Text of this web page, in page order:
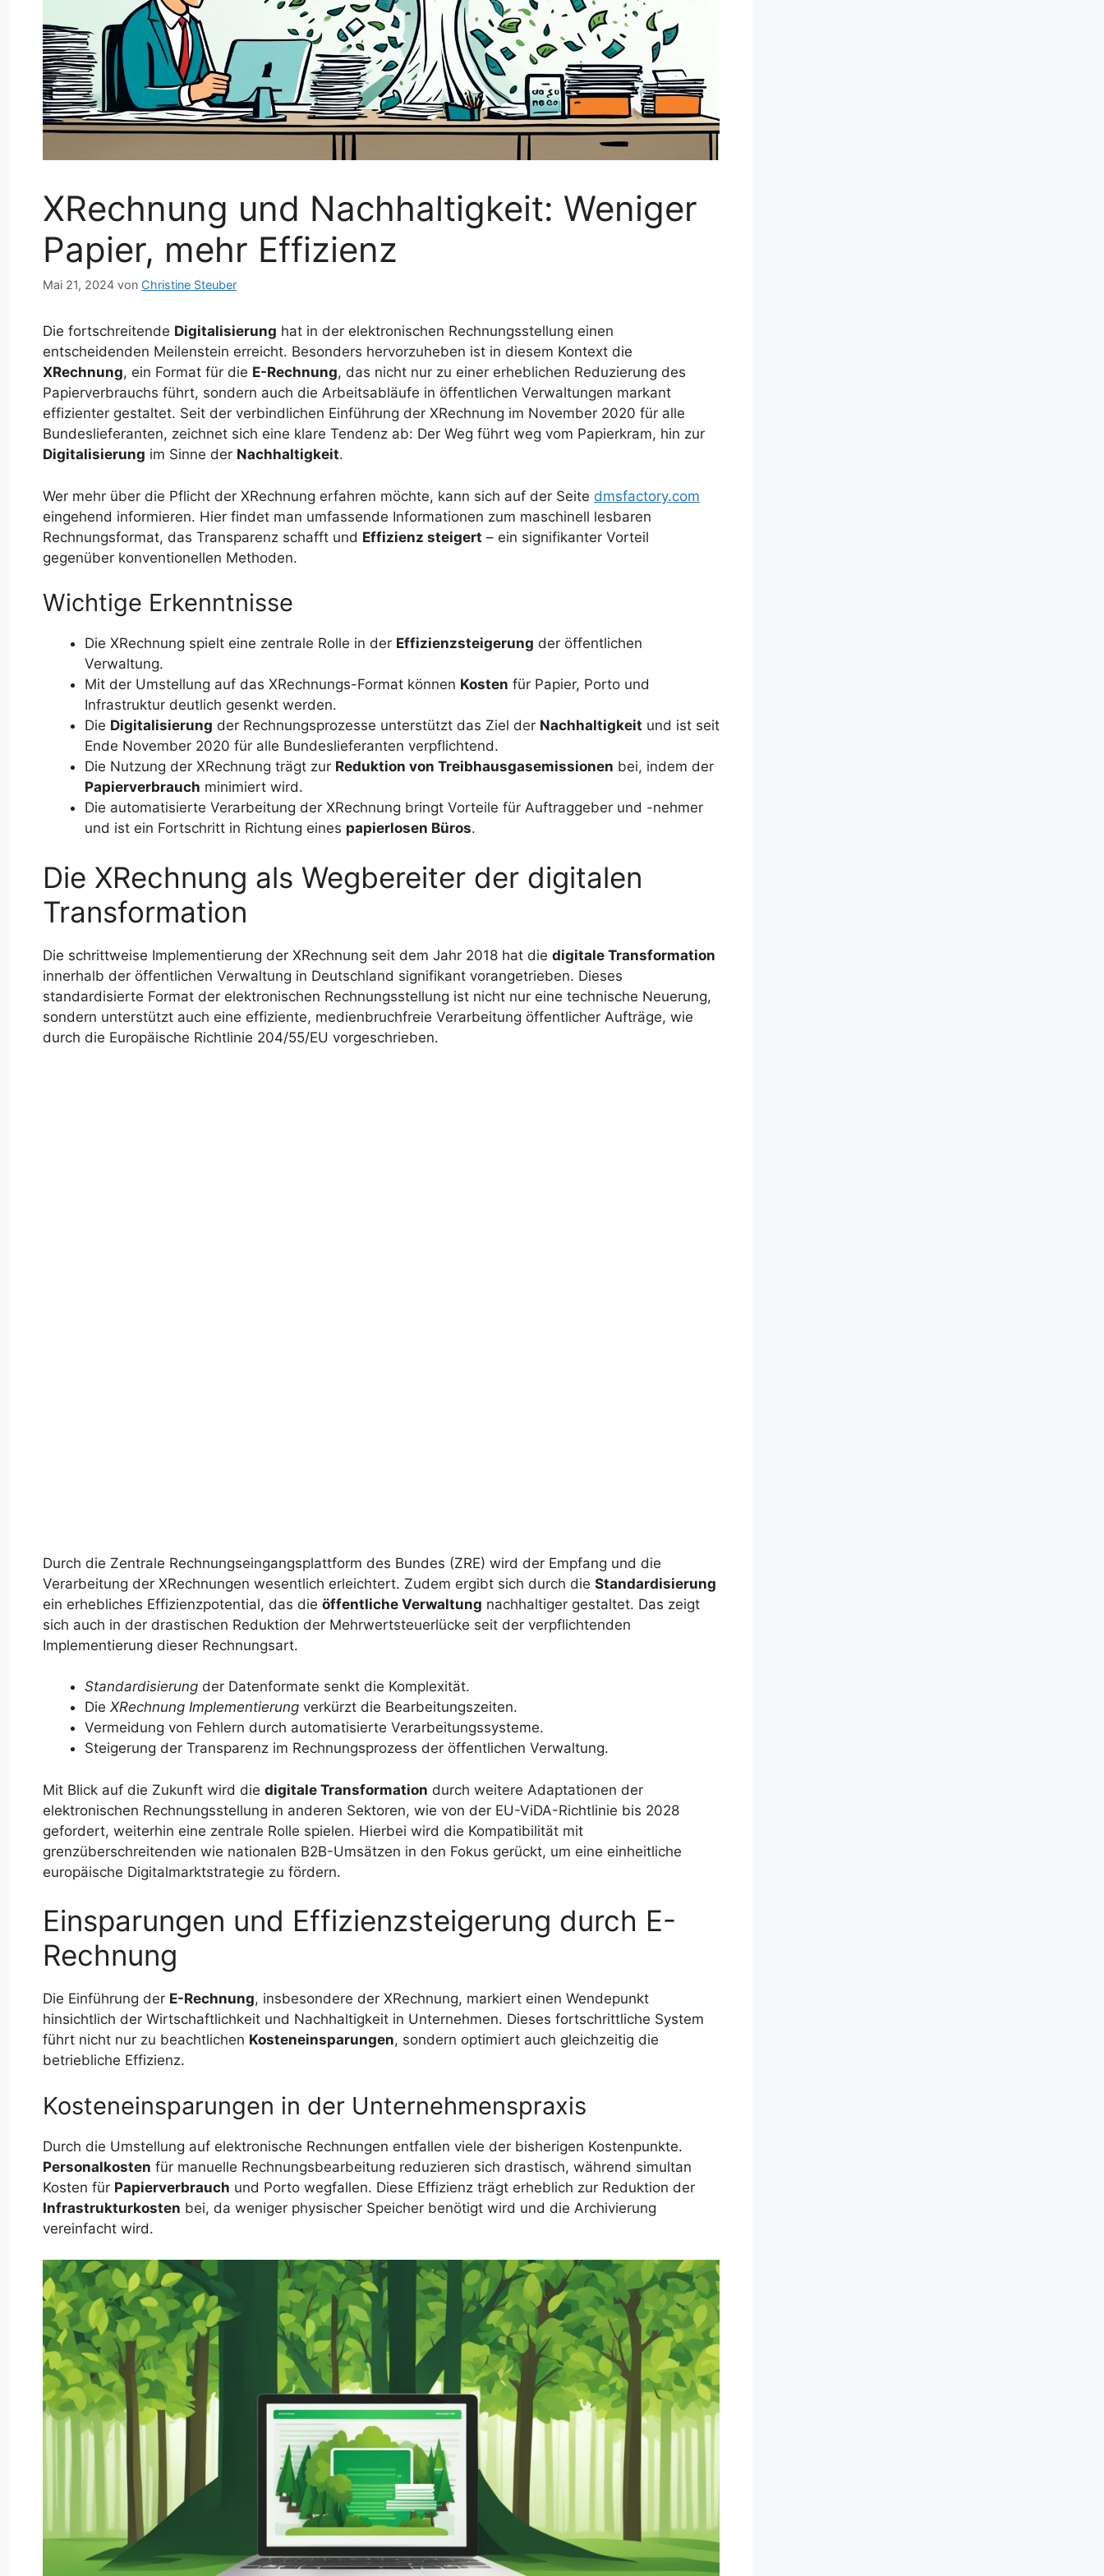
XRechnung und Nachhaltigkeit: Weniger
Papier, mehr Effizienz
Mai 21, 2024 von Christine Steuber
Die fortschreitende Digitalisierung hat in der elektronischen Rechnungsstellung einen
entscheidenden Meilenstein erreicht. Besonders hervorzuheben ist in diesem Kontext die
XRechnung, ein Format für die E-Rechnung, das nicht nur zu einer erheblichen Reduzierung des
Papierverbrauchs führt, sondern auch die Arbeitsabläufe in öffentlichen Verwaltungen markant
effizienter gestaltet. Seit der verbindlichen Einführung der XRechnung im November 2020 für alle
Bundeslieferanten, zeichnet sich eine klare Tendenz ab: Der Weg führt weg vom Papierkram, hin zur
Digitalisierung im Sinne der Nachhaltigkeit.
Wer mehr über die Pflicht der XRechnung erfahren möchte, kann sich auf der Seite dmsfactory.com
eingehend informieren. Hier findet man umfassende Informationen zum maschinell lesbaren
Rechnungsformat, das Transparenz schafft und Effizienz steigert – ein signifikanter Vorteil
gegenüber konventionellen Methoden.
Wichtige Erkenntnisse
Die XRechnung spielt eine zentrale Rolle in der Effizienzsteigerung der öffentlichen
Verwaltung.
Mit der Umstellung auf das XRechnungs-Format können Kosten für Papier, Porto und
Infrastruktur deutlich gesenkt werden.
Die Digitalisierung der Rechnungsprozesse unterstützt das Ziel der Nachhaltigkeit und ist seit
Ende November 2020 für alle Bundeslieferanten verpflichtend.
Die Nutzung der XRechnung trägt zur Reduktion von Treibhausgasemissionen bei, indem der
Papierverbrauch minimiert wird.
Die automatisierte Verarbeitung der XRechnung bringt Vorteile für Auftraggeber und -nehmer
und ist ein Fortschritt in Richtung eines papierlosen Büros.
Die XRechnung als Wegbereiter der digitalen
Transformation
Die schrittweise Implementierung der XRechnung seit dem Jahr 2018 hat die digitale Transformation
innerhalb der öffentlichen Verwaltung in Deutschland signifikant vorangetrieben. Dieses
standardisierte Format der elektronischen Rechnungsstellung ist nicht nur eine technische Neuerung,
sondern unterstützt auch eine effiziente, medienbruchfreie Verarbeitung öffentlicher Aufträge, wie
durch die Europäische Richtlinie 204/55/EU vorgeschrieben.
Durch die Zentrale Rechnungseingangsplattform des Bundes (ZRE) wird der Empfang und die
Verarbeitung der XRechnungen wesentlich erleichtert. Zudem ergibt sich durch die Standardisierung
ein erhebliches Effizienzpotential, das die öffentliche Verwaltung nachhaltiger gestaltet. Das zeigt
sich auch in der drastischen Reduktion der Mehrwertsteuerlücke seit der verpflichtenden
Implementierung dieser Rechnungsart.
Standardisierung der Datenformate senkt die Komplexität.
Die XRechnung Implementierung verkürzt die Bearbeitungszeiten.
Vermeidung von Fehlern durch automatisierte Verarbeitungssysteme.
Steigerung der Transparenz im Rechnungsprozess der öffentlichen Verwaltung.
Mit Blick auf die Zukunft wird die digitale Transformation durch weitere Adaptationen der
elektronischen Rechnungsstellung in anderen Sektoren, wie von der EU-ViDA-Richtlinie bis 2028
gefordert, weiterhin eine zentrale Rolle spielen. Hierbei wird die Kompatibilität mit
grenzüberschreitenden wie nationalen B2B-Umsätzen in den Fokus gerückt, um eine einheitliche
europäische Digitalmarktstrategie zu fördern.
Einsparungen und Effizienzsteigerung durch E-
Rechnung
Die Einführung der E-Rechnung, insbesondere der XRechnung, markiert einen Wendepunkt
hinsichtlich der Wirtschaftlichkeit und Nachhaltigkeit in Unternehmen. Dieses fortschrittliche System
führt nicht nur zu beachtlichen Kosteneinsparungen, sondern optimiert auch gleichzeitig die
betriebliche Effizienz.
Kosteneinsparungen in der Unternehmenspraxis
Durch die Umstellung auf elektronische Rechnungen entfallen viele der bisherigen Kostenpunkte.
Personalkosten für manuelle Rechnungsbearbeitung reduzieren sich drastisch, während simultan
Kosten für Papierverbrauch und Porto wegfallen. Diese Effizienz trägt erheblich zur Reduktion der
Infrastrukturkosten bei, da weniger physischer Speicher benötigt wird und die Archivierung
vereinfacht wird.